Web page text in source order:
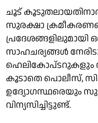
ചൂട്
സുരക്ഷാ
പ്രദേശങ്ങളിലുമായി
സാഹചര്യങ്ങൾ
ഹെലികോപ്ടറുകളും
കൂടാതെ പൊലീസ്,
ഉദ്യോഗസ്ഥരെയും
വിന്യസിച്ചിട്ടുണ്ട്.